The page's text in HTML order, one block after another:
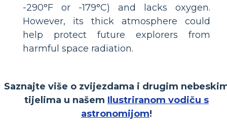
-290°F or -179°C) and lacks oxygen.
However, its thick atmosphere could
help protect future explorers from
harmful space radiation.
Saznajte više o zvijezdama i drugim
tijelima u našem Ilustriranom vodiču s
astronomijom!